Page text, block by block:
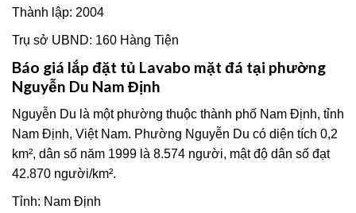
Thành lập: 2004
Trụ sở UBND: 160 Hàng Tiện
Báo giá lắp đặt tủ Lavabo mặt đá tại phường
Nguyễn Du Nam Định
Nguyễn Du là một phường thuộc thành phố Nam Định, tỉnh
Nam Định, Việt Nam. Phường Nguyễn Du có diện tích 0,2
km², dân số năm 1999 là 8.574 người, mật độ dân số đạt
42.870 người/km².
Tỉnh: Nam Định